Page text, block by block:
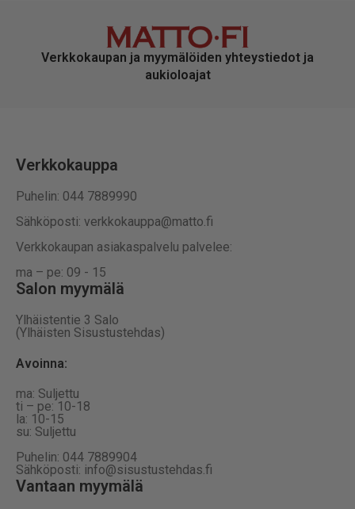
Verkkokaupan ja myymälöiden yhteystiedot ja
aukioloajat
Verkkokauppa
Puhelin: 044 7889990
Sähköposti: verkkokauppa@matto.fi
Verkkokaupan asiakaspalvelu palvelee:
ma – pe: 09 - 15
Salon myymälä
Ylhäistentie 3 Salo
(Ylhäisten Sisustustehdas)
Avoinna:
ma: Suljettu
ti – pe: 10-18
la: 10-15
su: Suljettu
Puhelin: 044 7889904
Sähköposti: info@sisustustehdas.fi
Vantaan myymälä